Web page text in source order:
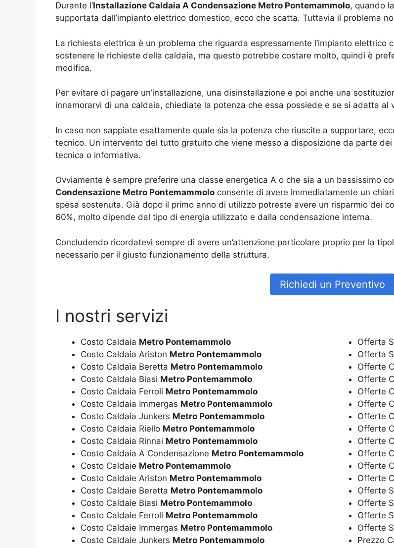
Durante l’Installazione Caldaia A Condensazione Metro Pontemammolo, quando
supportata dall’impianto elettrico domestico, ecco che scatta. Tuttavia il problema
La richiesta elettrica è un problema che riguarda espressamente l’impianto
sostenere le richieste della caldaia, ma questo potrebbe costare molto, quindi è
modifica.
Per evitare di pagare un’installazione, una disinstallazione e poi anche una
innamorarvi di una caldaia, chiediate la potenza che essa possiede e se si adatta al
In caso non sappiate esattamente quale sia la potenza che riuscite a supportare,
tecnico. Un intervento del tutto gratuito che viene messo a disposizione da parte
tecnica o informativa.
Ovviamente è sempre preferire una classe energetica A o che sia a un bassissimo
Condensazione Metro Pontemammolo consente di avere immediatamente un
spesa sostenuta. Già dopo il primo anno di utilizzo potreste avere un risparmio dei
60%, molto dipende dal tipo di energia utilizzato e dalla condensazione interna.
Concludendo ricordatevi sempre di avere un’attenzione particolare proprio per la
necessario per il giusto funzionamento della struttura.
Richiedi un Preventivo
I nostri servizi
Costo Caldaia Metro Pontemammolo
Costo Caldaia Ariston Metro Pontemammolo
Costo Caldaia Beretta Metro Pontemammolo
Costo Caldaia Biasi Metro Pontemammolo
Costo Caldaia Ferroli Metro Pontemammolo
Costo Caldaia Immergas Metro Pontemammolo
Costo Caldaia Junkers Metro Pontemammolo
Costo Caldaia Riello Metro Pontemammolo
Costo Caldaia Rinnai Metro Pontemammolo
Costo Caldaia A Condensazione Metro Pontemammolo
Costo Caldaie Metro Pontemammolo
Costo Caldaie Ariston Metro Pontemammolo
Costo Caldaie Beretta Metro Pontemammolo
Costo Caldaie Biasi Metro Pontemammolo
Costo Caldaie Ferroli Metro Pontemammolo
Costo Caldaie Immergas Metro Pontemammolo
Costo Caldaie Junkers Metro Pontemammolo
Offerta
Offerta
Offerte
Offerte
Offerte
Offerte
Offerte
Offerte
Offerte
Offerte
Offerte
Offerte
Offerte
Offerte
Offerte
Offerte
Prezzo